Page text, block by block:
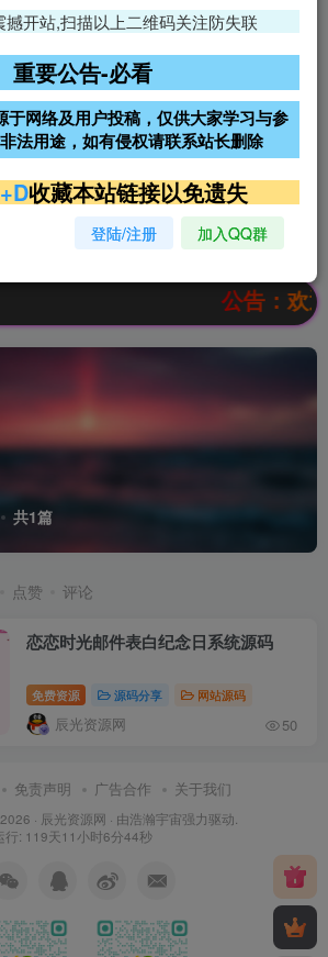
包
腾讯轻量4核4G3M服务器38元/
务器68元/
雨云高防免备案服务器
招租 超低价文字广告位招租
超低价文字广告位招租
公告：欢迎
共1篇
点赞 评论
恋恋时光邮件表白纪念日系统源码
免费资源 源码分享 网站源码
辰光资源网 50
免责声明 广告合作 关于我们
· 辰光资源网 · 由浩瀚宇宙强力驱动.
行: 119天11小时6分45秒
撼开站,扫描以上二维码关注防失联
重要公告-必看
于网络及用户投稿，仅供大家学习与参
法用途，如有侵权请联系站长删除
收藏本站链接以免遗失
登陆/注册 加入QQ群